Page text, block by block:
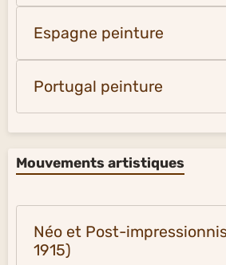
Espagne peinture
Portugal peinture
Mouvements artistiques
Néo et Post-
1915)